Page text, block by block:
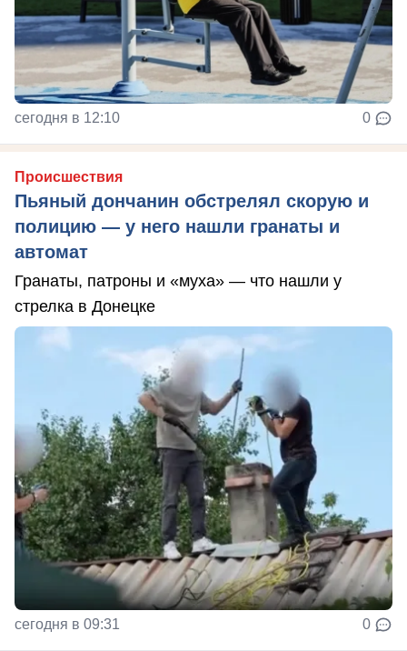
сегодня в 12:10 0
Происшествия
Пьяный дончанин обстрелял скорую и
полицию — у него нашли гранаты и
автомат
Гранаты, патроны и «муха» — что нашли у
стрелка в Донецке
сегодня в 09:31 0